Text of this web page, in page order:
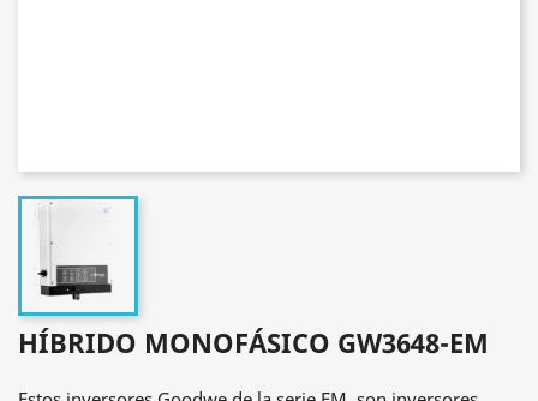
HÍBRIDO MONOFÁSICO GW3648-EM